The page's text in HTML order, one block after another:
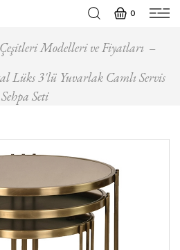
0
Modelleri ve Fiyatları
Lüks 3'lü Yuvarlak Camlı Servis
Sehpa Seti